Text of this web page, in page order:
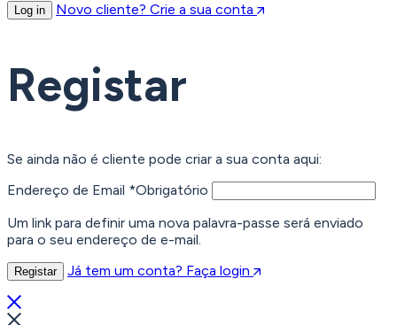
Log in Novo cliente? Crie a sua conta
Registar
Se ainda não é cliente pode criar a sua conta aqui:
Endereço de Email *Obrigatório
Um link para definir uma nova palavra-passe será enviado
para o seu endereço de e-mail.
Registar Já tem um conta? Faça login